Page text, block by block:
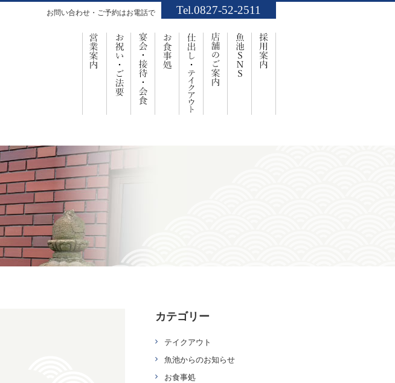
お問い合わせ・ご予約はお電話で Tel.0827-52-2511
座敷、お食事処「魚池」
営業案内お祝い・ご法要
宴会・接待・会食
お食事処仕出し・ﾃｲｸｱｳﾄ
店舗のご案内
魚池SNS
カテゴリー
テイクアウト
魚池からのお知らせ
お食事処